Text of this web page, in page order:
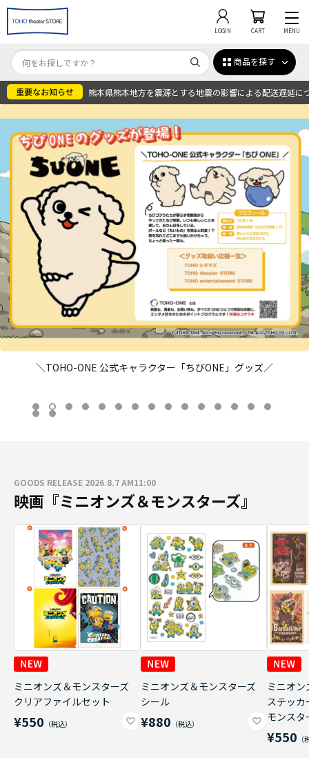
LOGIN CART MENU
商品を探す
熊本県熊本地方を震源とする地震の影響による配送遅延に
＼TOHO-ONE 公式キャラクター「ちびONE」グッズ／
GOODS RELEASE 2026.8.7 AM11:00
映画『ミニオンズ＆モンスターズ』
ミニオンズ＆モンスターズ
クリアファイルセット
¥550
ミニオンズ＆モンスターズ
シール
¥880
ミニオ
ステッ
モンスタ
¥550